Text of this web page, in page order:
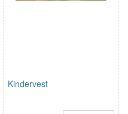
Kindervest